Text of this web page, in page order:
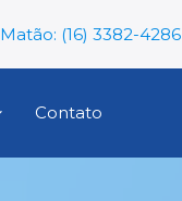
Matão: (16) 3382-4286
Contato